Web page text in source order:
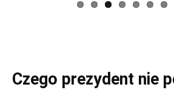
Czego prezydent nie